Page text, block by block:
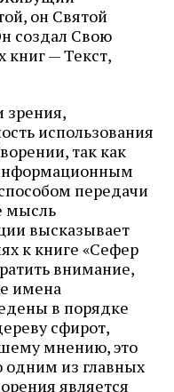
он Святой
создал Свою
— Текст,
зрения,
использования
так как
передачи
мысль
высказывает
к книге «Сефер
внимание,
имена
в порядке
сфирот,
мнению, это
одним из главных
является